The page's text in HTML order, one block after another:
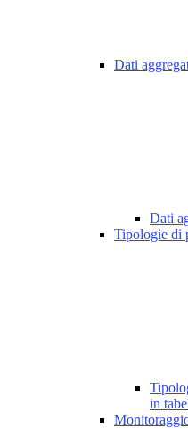
Dati
Dati
Tipologie di
in